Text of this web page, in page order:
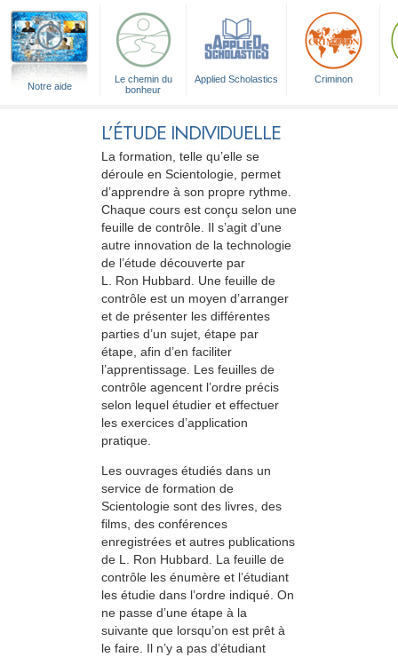
Notre aide
Le chemin du
bonheur
Applied Scholastics Criminon
L’ÉTUDE INDIVIDUELLE
La formation, telle qu’elle se
déroule en Scientologie, permet
d’apprendre à son propre rythme.
Chaque cours est conçu selon une
feuille de contrôle. Il s’agit d’une
autre innovation de la technologie
de l’étude découverte par
L. Ron Hubbard. Une feuille de
contrôle est un moyen d’arranger
et de présenter les différentes
parties d’un sujet, étape par
étape, afin d’en faciliter
l’apprentissage. Les feuilles de
contrôle agencent l’ordre précis
selon lequel étudier et effectuer
les exercices d’application
pratique.
Les ouvrages étudiés dans un
service de formation de
Scientologie sont des livres, des
films, des conférences
enregistrées et autres publications
de L. Ron Hubbard. La feuille de
contrôle les énumère et l’étudiant
les étudie dans l’ordre indiqué. On
ne passe d’une étape à la
suivante que lorsqu’on est prêt à
le faire. Il n’y a pas d’étudiant